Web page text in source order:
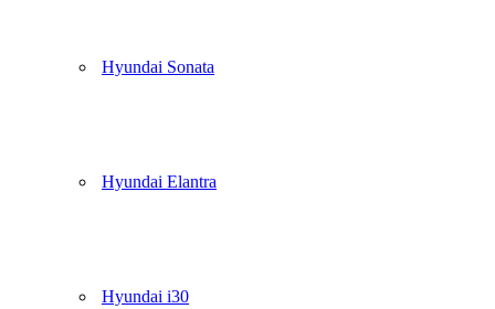
Hyundai Sonata
Hyundai Elantra
Hyundai i30